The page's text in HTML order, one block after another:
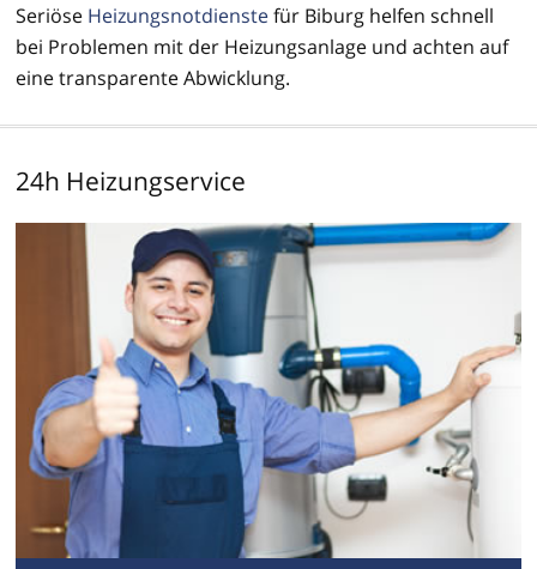
Seriöse Heizungsnotdienstefür Biburg helfen schnell
bei Problemen mit der Heizungsanlage und achten auf
eine transparente Abwicklung.
24h Heizungservice